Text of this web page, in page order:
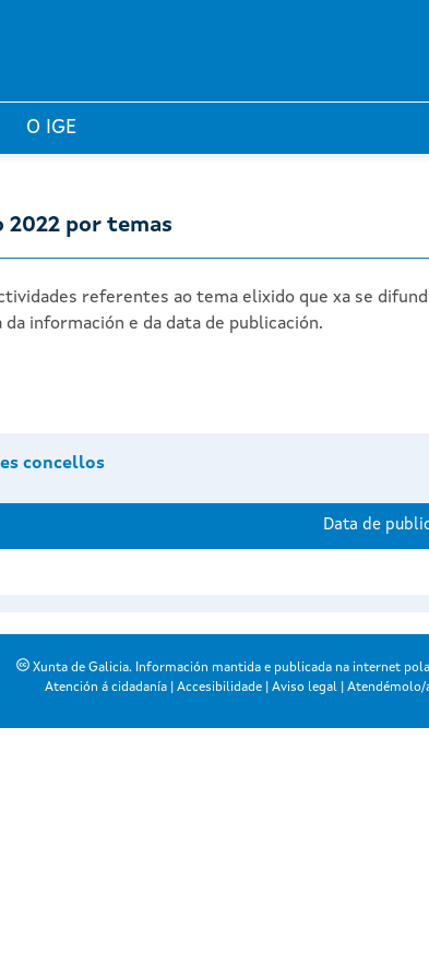
O IGE
2022 por temas
referentes ao tema elixido que xa se
información e da data de publicación.
concellos
Data de
Xunta de Galicia. Información mantida e publicada na internet
Atención á cidadanía |Accesibilidade |Aviso legal |Atendémolo/